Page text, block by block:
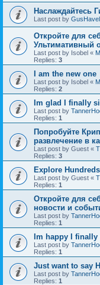
Наслаждайтесь
Last post by GusHavel
Откройте для
Ультимативный
Last post by Isobel «
Replies: 3
I am the new one
Last post by Isobel «
Replies: 2
Im glad I finally
Last post by
Replies: 1
Попробуйте
развлечение в
Last post by Guest «
Replies: 3
Explore
Last post by Guest «
Replies: 1
Откройте для
новости и
Last post by
Replies: 1
Im happy I finally
Last post by
Replies: 1
Just want to say
Last post by
Replies: 1